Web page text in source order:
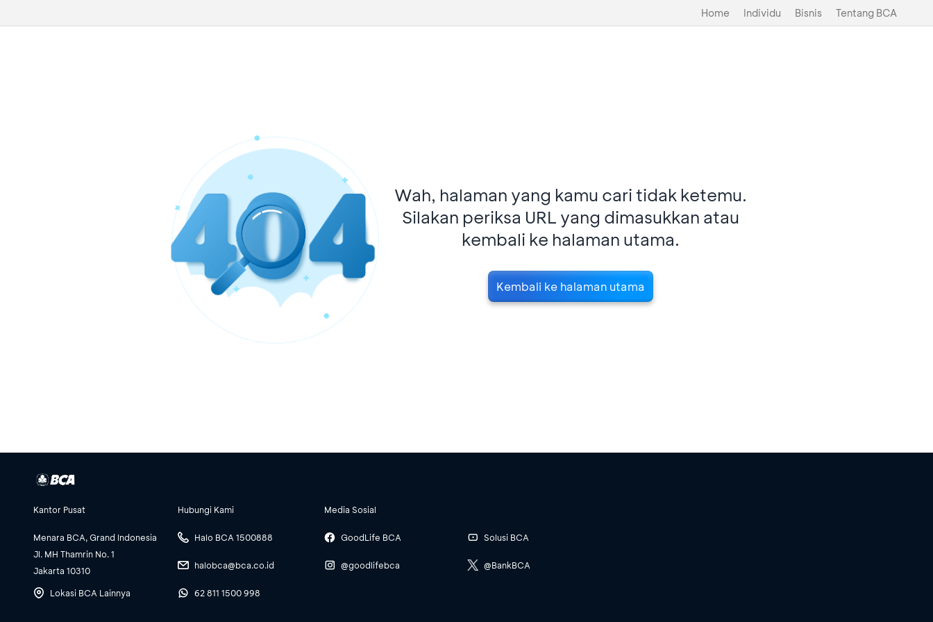
Home Individu Bisnis Tentang BCA
Wah, halaman yang kamu cari tidak ketemu.
Silakan periksa URL yang dimasukkan atau
kembali ke halaman utama.
Kembali ke halaman utama
Kantor Pusat
Menara BCA, Grand Indonesia
Jl. MH Thamrin No. 1
Jakarta 10310
Lokasi BCA Lainnya
Hubungi Kami
Halo BCA 1500888
halobca@bca.co.id
62 811 1500 998
Media Sosial
GoodLife BCA
@goodlifebca
Solusi BCA
@BankBCA